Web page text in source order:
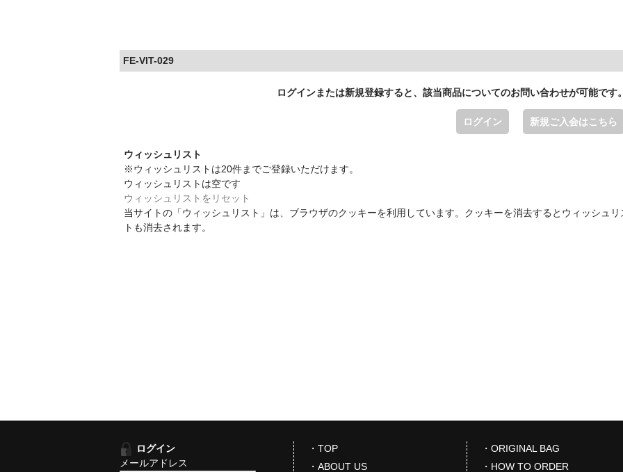
FE-VIT-029
ログインまたは新規登録すると、該当商品についてのお問い合わせが可能です
ログイン 新規ご入会はこちら
ウィッシュリスト
※ウィッシュリストは20件までご登録いただけます。
ウィッシュリストは空です
ウィッシュリストをリセット
当サイトの「ウィッシュリスト」は、ブラウザのクッキーを利用しています。クッキーを消去するとウィッシュリ
トも消去されます。
ログイン
メールアドレス
・TOP
・ABOUT US
・ORIGINAL BAG
・HOW TO ORDER